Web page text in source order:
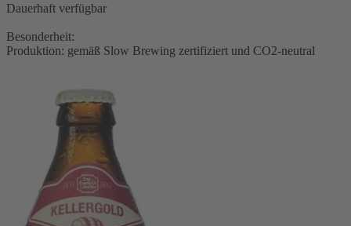
Dauerhaft verfügbar
Besonderheit:
Produktion: gemäß Slow Brewing zertifiziert und CO2-neutral